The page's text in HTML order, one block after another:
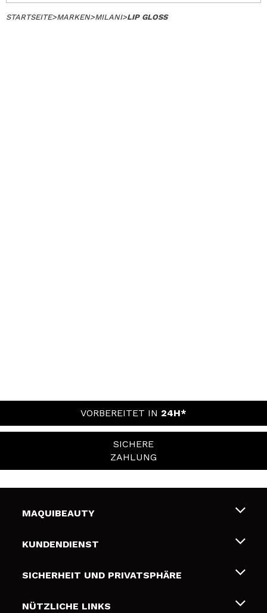
STARTSEITE>MARKEN>MILANI>LIP GLOSS
VORBEREITET IN 24H*
SICHERE
ZAHLUNG
MAQUIBEAUTY
Über uns
Geschenkkarten
KUNDENDIENST
Liefer- und Versandkosten
Zahlung
SICHERHEIT UND PRIVATSPHÄRE
Bedingungen und Datenschutz
NÜTZLICHE LINKS